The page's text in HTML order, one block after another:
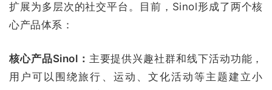
扩展为多层次的社交平台。目前，Sinol形成了两个核
心产品体系：
核心产品Sinol： 主要提供兴趣社群和线下活动功能，
用户可以围绕旅行、运动、文化活动等主题建立小